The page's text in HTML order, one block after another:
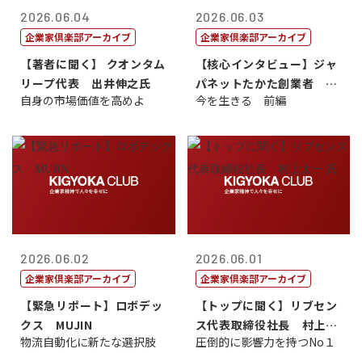
2026.06.04
企業家倶楽部アーカイブ
【著者に聞く】 クオンタム
リープ代表 出井伸之氏
自身の市場価値を高めよ
2026.06.03
企業家倶楽部アーカイブ
【核心インタビュー】ジャ
パネットたかた創業者 髙
田 明氏
今を生きる 前編
2026.06.02
企業家倶楽部アーカイブ
【緊急リポート】ロボデッ
クス MUJIN
物流自動化に新たな選択肢
2026.06.01
企業家倶楽部アーカイブ
【トップに聞く】リブセン
ス代表取締役社長 村上太
一 氏
圧倒的に影響力を持つNo１